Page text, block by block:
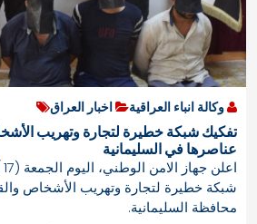
وكالة انباء العراقية اخبار العراق
تفكيك شبكة خطيرة لتجارة وتهريب
عناصرها في السليمانية
شبكة خطيرة لتجارة وتهريب الأشخاص
محافظة السليمانية.